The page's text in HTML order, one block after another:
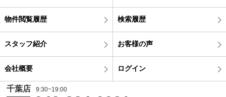
物件閲覧履歴 検索履歴
スタッフ紹介 お客様の声
会社概要 ログイン
千葉店 9:30~19:00